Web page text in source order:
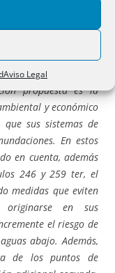
Aviso Legal
urbanas, salvo
mediante un
propuesta es la
y económico
sus sistemas de
En estos
en cuenta, además
246 y 259 ter, el
medidas que eviten
originarse en sus
el riesgo de
abajo. Además,
de los puntos de